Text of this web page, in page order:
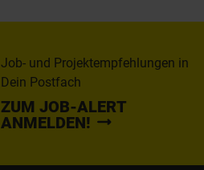
Job- und Projektempfehlungen in
Dein Postfach
ZUM JOB-ALERT
ANMELDEN!